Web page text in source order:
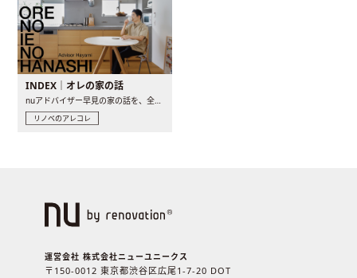
INDEX｜オレの家の話
nuアドバイザー早見の家の話を、全4話でお届け。リノベーションを..
リノベのアレコレ
運営会社 株式会社ニューユニークス
〒150-0012 東京都渋谷区広尾1-7-20 DOT